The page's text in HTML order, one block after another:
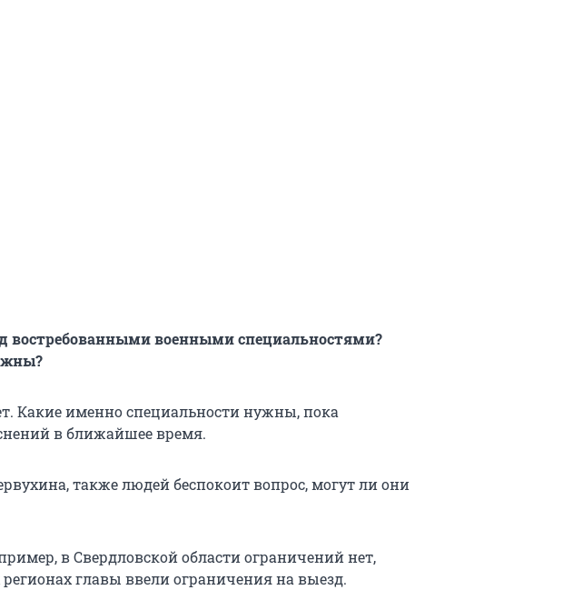
востребованными военными специальностями?
Какие именно специальности нужны, пока
в ближайшее время.
также людей беспокоит вопрос, могут ли они
в Свердловской области ограничений нет,
главы ввели ограничения на выезд.